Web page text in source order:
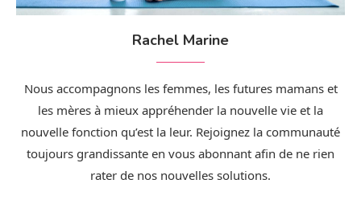
Rachel Marine
Nous accompagnons les femmes, les futures mamans et
les mères à mieux appréhender la nouvelle vie et la
nouvelle fonction qu’est la leur. Rejoignez la communauté
toujours grandissante en vous abonnant afin de ne rien
rater de nos nouvelles solutions.